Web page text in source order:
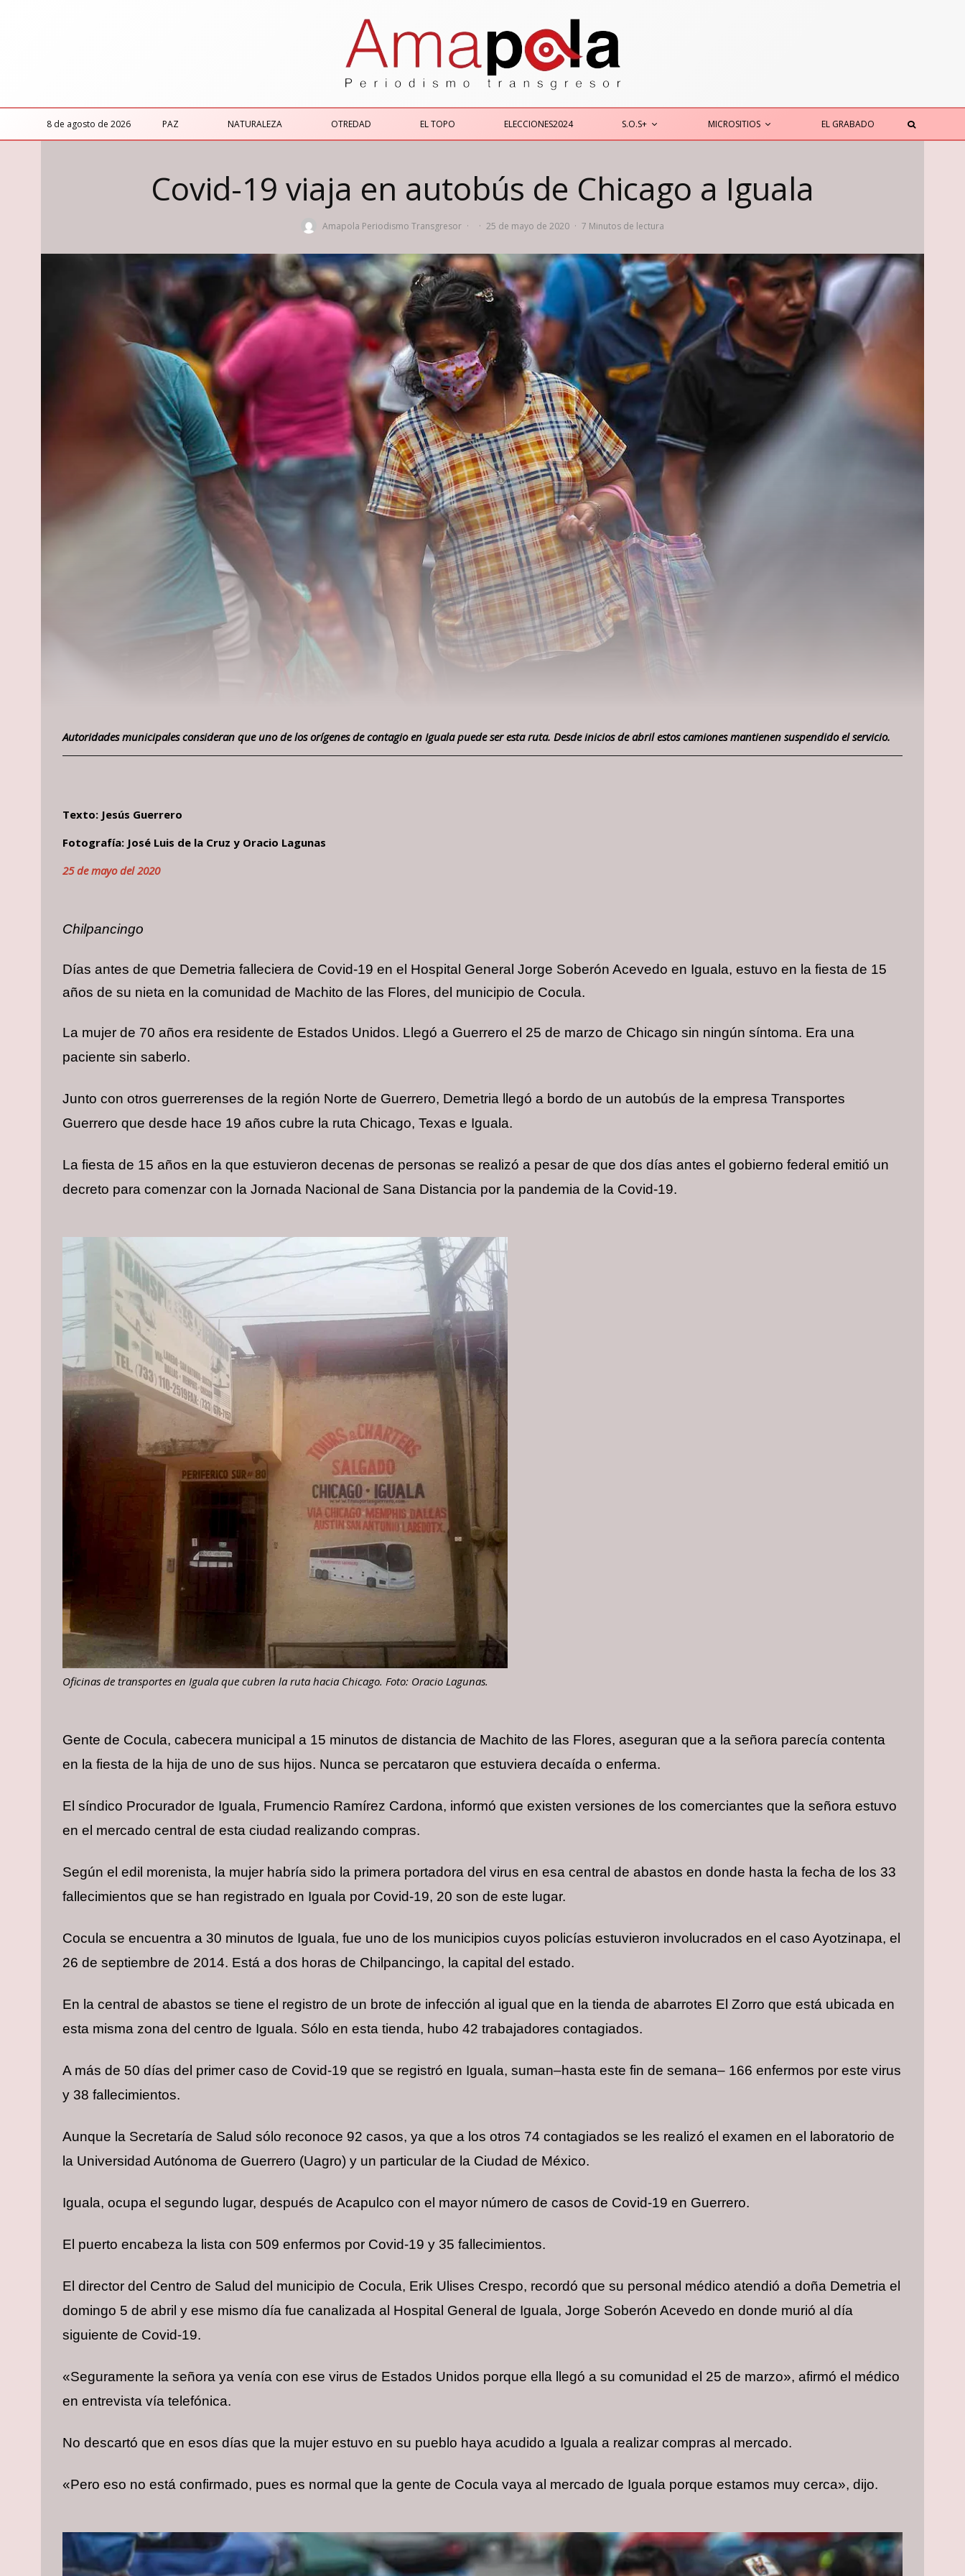
8 de agosto de 2026 PAZ NATURALEZA OTREDAD EL TOPO ELECCIONES2024 S.O.S+ MICROSITIOS EL GRABADO
Covid-19 viaja en autobús de Chicago a Iguala
Amapola Periodismo Transgresor · · 25 de mayo de 2020 · 7 Minutos de lectura
Autoridades municipales consideran que uno de los orígenes de contagio en Iguala puede ser esta ruta. Desde inicios de abril estos camiones mantienen suspendido el servicio.
Texto: Jesús Guerrero
Fotografía: José Luis de la Cruz y Oracio Lagunas
25 de mayo del 2020
Chilpancingo
Días antes de que Demetria falleciera de Covid-19 en el Hospital General Jorge Soberón Acevedo en Iguala, estuvo en la fiesta de 15
años de su nieta en la comunidad de Machito de las Flores, del municipio de Cocula.
La mujer de 70 años era residente de Estados Unidos. Llegó a Guerrero el 25 de marzo de Chicago sin ningún síntoma. Era una
paciente sin saberlo.
Junto con otros guerrerenses de la región Norte de Guerrero, Demetria llegó a bordo de un autobús de la empresa Transportes
Guerrero que desde hace 19 años cubre la ruta Chicago, Texas e Iguala.
La fiesta de 15 años en la que estuvieron decenas de personas se realizó a pesar de que dos días antes el gobierno federal emitió un
decreto para comenzar con la Jornada Nacional de Sana Distancia por la pandemia de la Covid-19.
Oficinas de transportes en Iguala que cubren la ruta hacia Chicago. Foto: Oracio Lagunas.
Gente de Cocula, cabecera municipal a 15 minutos de distancia de Machito de las Flores, aseguran que a la señora parecía contenta
en la fiesta de la hija de uno de sus hijos. Nunca se percataron que estuviera decaída o enferma.
El síndico Procurador de Iguala, Frumencio Ramírez Cardona, informó que existen versiones de los comerciantes que la señora estuvo
en el mercado central de esta ciudad realizando compras.
Según el edil morenista, la mujer habría sido la primera portadora del virus en esa central de abastos en donde hasta la fecha de los 33
fallecimientos que se han registrado en Iguala por Covid-19, 20 son de este lugar.
Cocula se encuentra a 30 minutos de Iguala, fue uno de los municipios cuyos policías estuvieron involucrados en el caso Ayotzinapa, el
26 de septiembre de 2014. Está a dos horas de Chilpancingo, la capital del estado.
En la central de abastos se tiene el registro de un brote de infección al igual que en la tienda de abarrotes El Zorro que está ubicada en
esta misma zona del centro de Iguala. Sólo en esta tienda, hubo 42 trabajadores contagiados.
A más de 50 días del primer caso de Covid-19 que se registró en Iguala, suman–hasta este fin de semana– 166 enfermos por este virus
y 38 fallecimientos.
Aunque la Secretaría de Salud sólo reconoce 92 casos, ya que a los otros 74 contagiados se les realizó el examen en el laboratorio de
la Universidad Autónoma de Guerrero (Uagro) y un particular de la Ciudad de México.
Iguala, ocupa el segundo lugar, después de Acapulco con el mayor número de casos de Covid-19 en Guerrero.
El puerto encabeza la lista con 509 enfermos por Covid-19 y 35 fallecimientos.
El director del Centro de Salud del municipio de Cocula, Erik Ulises Crespo, recordó que su personal médico atendió a doña Demetria el
domingo 5 de abril y ese mismo día fue canalizada al Hospital General de Iguala, Jorge Soberón Acevedo en donde murió al día
siguiente de Covid-19.
«Seguramente la señora ya venía con ese virus de Estados Unidos porque ella llegó a su comunidad el 25 de marzo», afirmó el médico
en entrevista vía telefónica.
No descartó que en esos días que la mujer estuvo en su pueblo haya acudido a Iguala a realizar compras al mercado.
«Pero eso no está confirmado, pues es normal que la gente de Cocula vaya al mercado de Iguala porque estamos muy cerca», dijo.